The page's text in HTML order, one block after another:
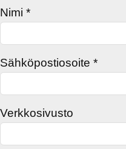
Nimi *
Sähköpostiosoite *
Verkkosivusto